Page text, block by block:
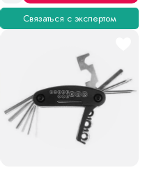
Связаться с экспертом